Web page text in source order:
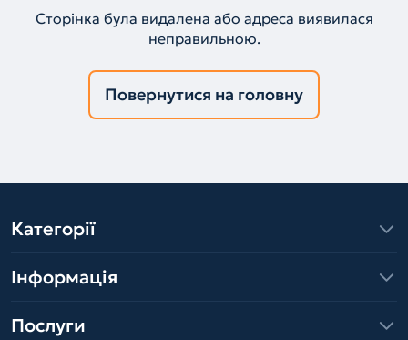
Сторінка була видалена або адреса виявилася
неправильною.
Повернутися на головну
Категорії
Інформація
Послуги